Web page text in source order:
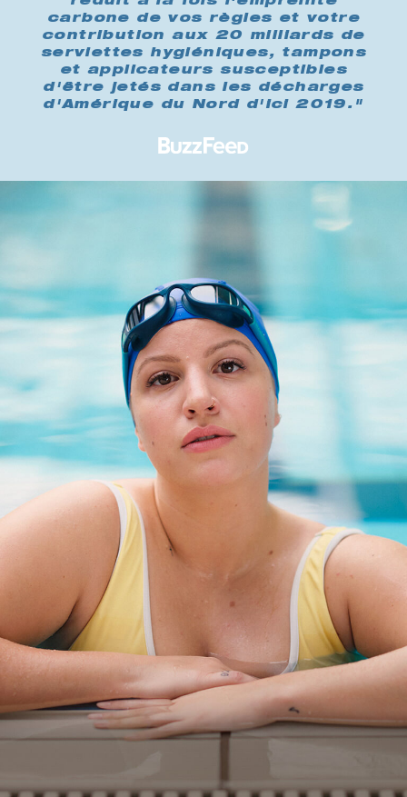
carbone de vos règles et votre
contribution aux 20 milliards de
serviettes hygiéniques, tampons
et applicateurs susceptibles
d'être jetés dans les décharges
d'Amérique du Nord d'ici 2019."